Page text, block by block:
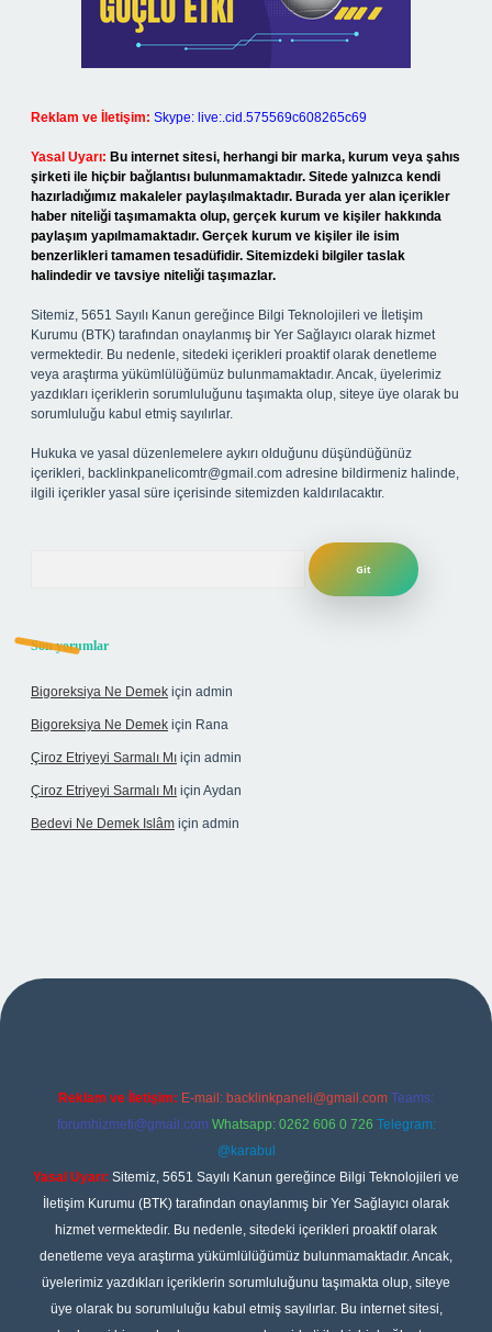
Reklam ve İletişim: Skype: live:.cid.575569c608265c69
Yasal Uyarı: Bu internet sitesi, herhangi bir marka, kurum veya şahıs
şirketi ile hiçbir bağlantısı bulunmamaktadır. Sitede yalnızca kendi
hazırladığımız makaleler paylaşılmaktadır. Burada yer alan içerikler
haber niteliği taşımamakta olup, gerçek kurum ve kişiler hakkında
paylaşım yapılmamaktadır. Gerçek kurum ve kişiler ile isim
benzerlikleri tamamen tesadüfidir. Sitemizdeki bilgiler taslak
halindedir ve tavsiye niteliği taşımazlar.
Sitemiz, 5651 Sayılı Kanun gereğince Bilgi Teknolojileri ve İletişim
Kurumu (BTK) tarafından onaylanmış bir Yer Sağlayıcı olarak hizmet
vermektedir. Bu nedenle, sitedeki içerikleri proaktif olarak denetleme
veya araştırma yükümlülüğümüz bulunmamaktadır. Ancak, üyelerimiz
yazdıkları içeriklerin sorumluluğunu taşımakta olup, siteye üye olarak bu
sorumluluğu kabul etmiş sayılırlar.
Hukuka ve yasal düzenlemelere aykırı olduğunu düşündüğünüz
içerikleri, backlinkpanelicomtr@gmail.com adresine bildirmeniz halinde,
ilgili içerikler yasal süre içerisinde sitemizden kaldırılacaktır.
Son yorumlar
Bigoreksiya Ne Demek için admin
Bigoreksiya Ne Demek için Rana
Çiroz Etriyeyi Sarmalı Mı için admin
Çiroz Etriyeyi Sarmalı Mı için Aydan
Bedevi Ne Demek Islâm için admin
Reklam ve İletişim: E-mail: backlinkpaneli@gmail.com Teams:
forumhizmeti@gmail.com Whatsapp: 0262 606 0 726 Telegram:
@karabul
Yasal Uyarı: Sitemiz, 5651 Sayılı Kanun gereğince Bilgi Teknolojileri ve
İletişim Kurumu (BTK) tarafından onaylanmış bir Yer Sağlayıcı olarak
hizmet vermektedir. Bu nedenle, sitedeki içerikleri proaktif olarak
denetleme veya araştırma yükümlülüğümüz bulunmamaktadır. Ancak,
üyelerimiz yazdıkları içeriklerin sorumluluğunu taşımakta olup, siteye
üye olarak bu sorumluluğu kabul etmiş sayılırlar. Bu internet sitesi,